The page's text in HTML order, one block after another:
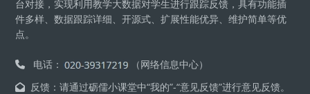
台对接，实现利用教学大数据对学生进行跟踪反馈，具有功能插
件多样、数据跟踪详细、开源式、扩展性能优异、维护简单等优
点。
电话：
（网络信息中心）
反馈：请通过砺儒小课堂中“我的”-“意见反馈”进行意见反馈。